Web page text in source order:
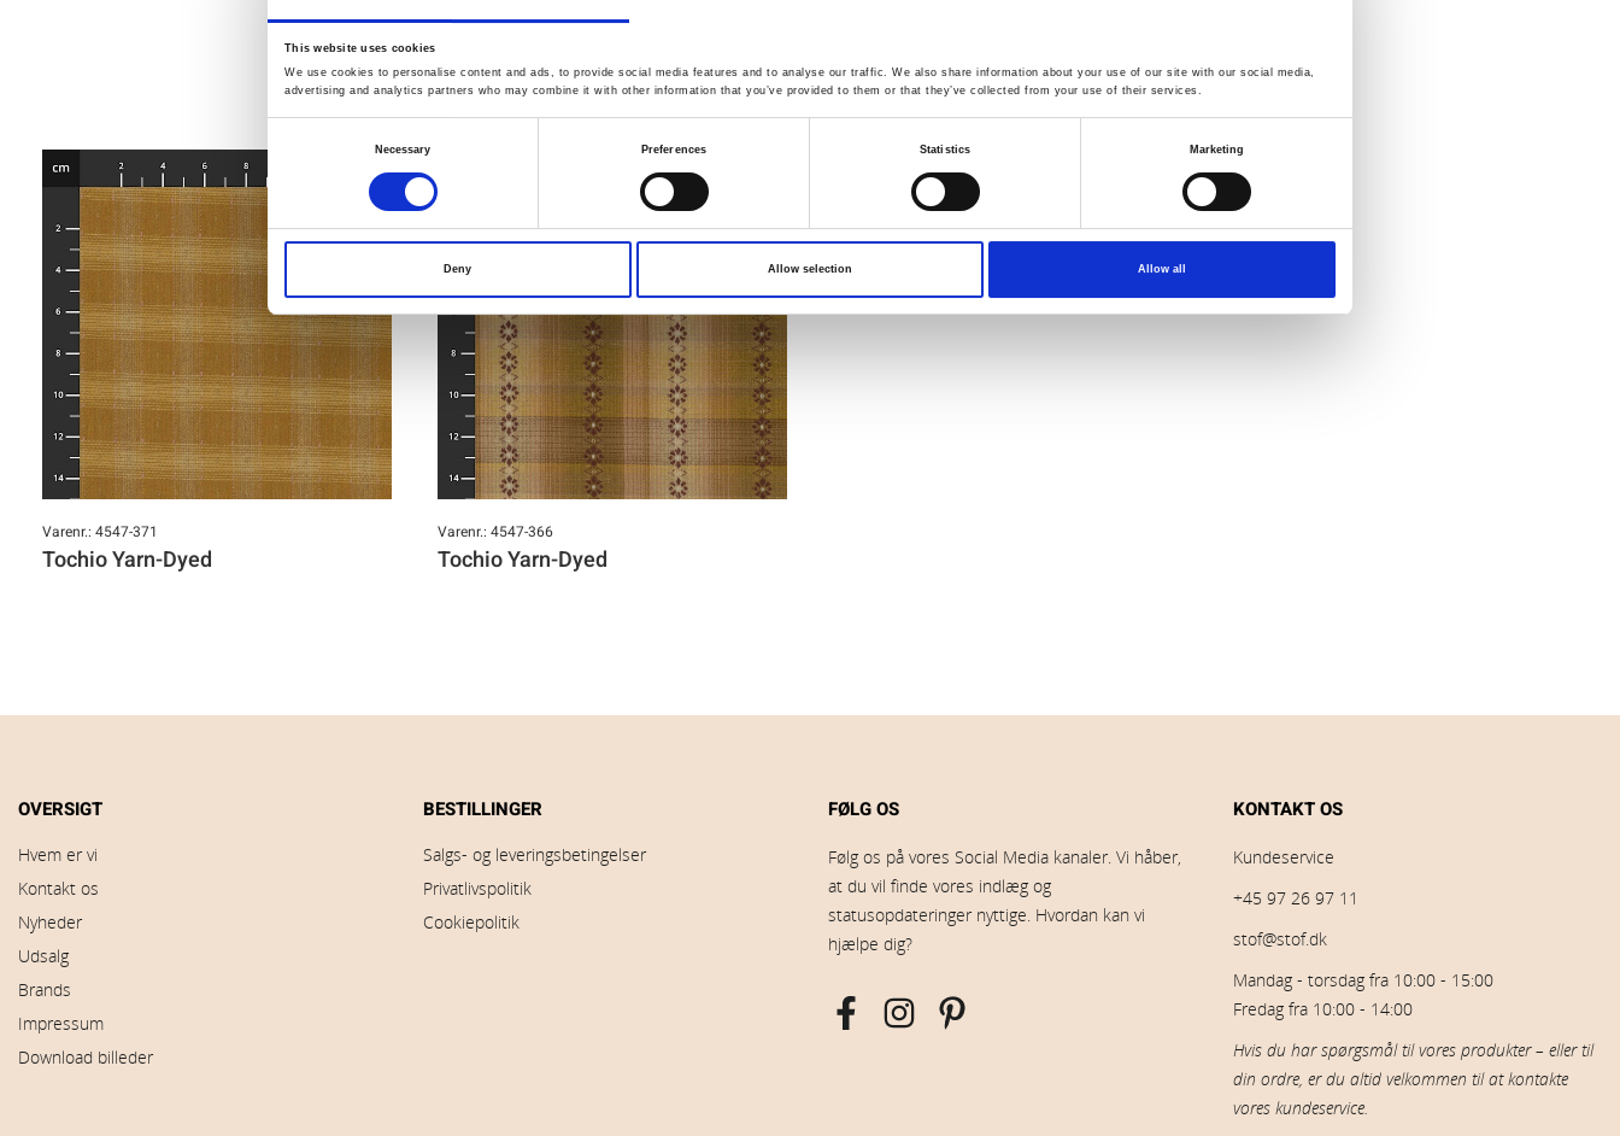
This website uses cookies
We use cookies to personalise content and ads, to provide social media features and to analyse our traffic. We also share information about your use of our site with our social media,
advertising and analytics partners who may combine it with other information that you’ve provided to them or that they’ve collected from your use of their services.
Necessary Preferences Statistics Marketing
Deny Allow selection Allow all
Du vil måske også synes om
Varenr.: 4547-371
Tochio Yarn-Dyed
Varenr.: 4547-366
Tochio Yarn-Dyed
OVERSIGT
Hvem er vi
Kontakt os
Nyheder
Udsalg
Brands
Impressum
Download billeder
BESTILLINGER
Salgs- og leveringsbetingelser
Privatlivspolitik
Cookiepolitik
FØLG OS
Følg os på vores Social Media kanaler. Vi håber,
at du vil finde vores indlæg og
statusopdateringer nyttige. Hvordan kan vi
hjælpe dig?
KONTAKT OS
Kundeservice
+45 97 26 97 11
stof@stof.dk
Mandag - torsdag fra 10:00 - 15:00
Fredag fra 10:00 - 14:00
Hvis du har spørgsmål til vores produkter – eller til
din ordre, er du altid velkommen til at kontakte
vores kundeservice.